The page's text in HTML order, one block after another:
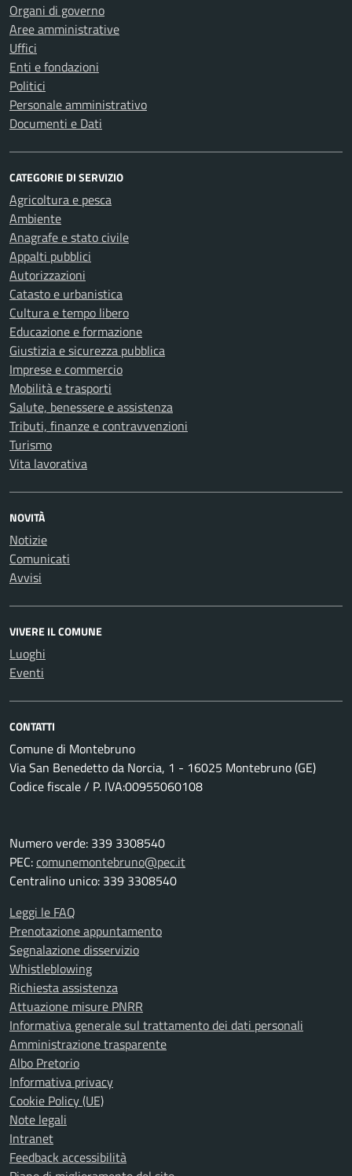
Organi di governo
Aree amministrative
Uffici
Enti e fondazioni
Politici
Personale amministrativo
Documenti e Dati
CATEGORIE DI SERVIZIO
Agricoltura e pesca
Ambiente
Anagrafe e stato civile
Appalti pubblici
Autorizzazioni
Catasto e urbanistica
Cultura e tempo libero
Educazione e formazione
Giustizia e sicurezza pubblica
Imprese e commercio
Mobilità e trasporti
Salute, benessere e assistenza
Tributi, finanze e contravvenzioni
Turismo
Vita lavorativa
NOVITÀ
Notizie
Comunicati
Avvisi
VIVERE IL COMUNE
Luoghi
Eventi
CONTATTI
Comune di Montebruno
Via San Benedetto da Norcia, 1 - 16025 Montebruno (GE)
Codice fiscale / P. IVA:00955060108
Numero verde: 339 3308540
PEC:comunemontebruno@pec.it
Centralino unico: 339 3308540
Leggi le FAQ
Prenotazione appuntamento
Segnalazione disservizio
Whistleblowing
Richiesta assistenza
Attuazione misure PNRR
Informativa generale sul trattamento dei dati personali
Amministrazione trasparente
Albo Pretorio
Informativa privacy
Cookie Policy (UE)
Note legali
Intranet
Feedback accessibilità